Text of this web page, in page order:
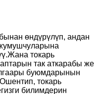
өндүрүлүп, андан
токарь
так аткарабы же
буюмдарынын
токарь
билимдерин